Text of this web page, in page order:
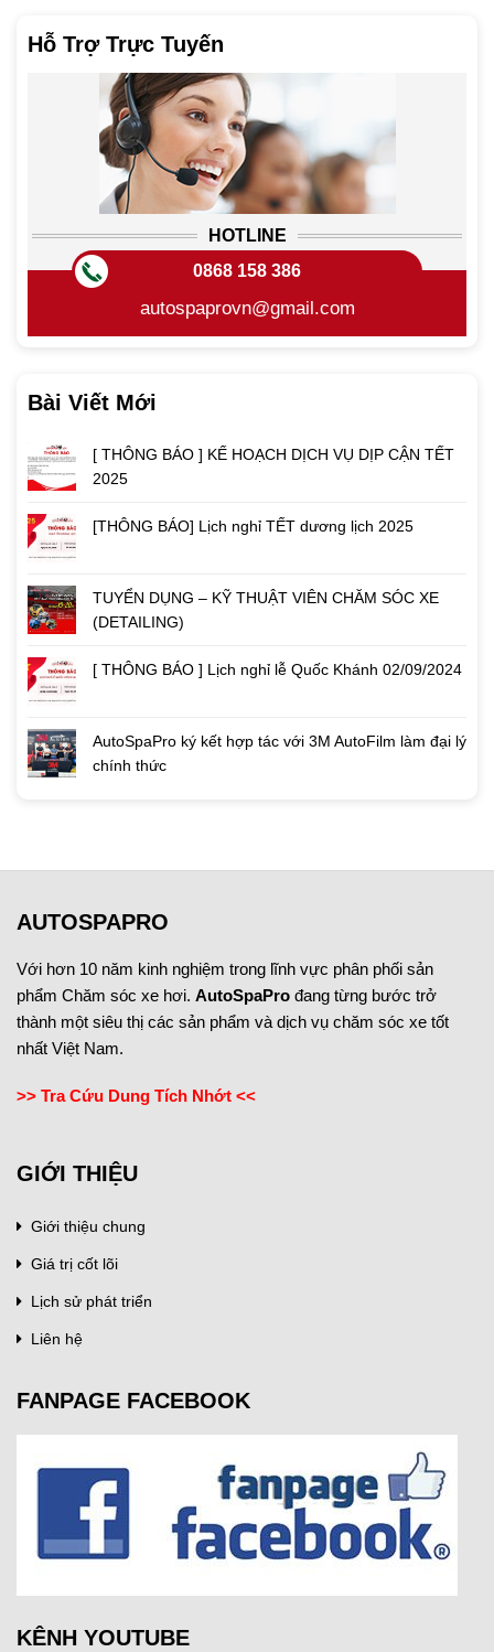
Hỗ Trợ Trực Tuyến
HOTLINE
0868 158 386
autospaprovn@gmail.com
Bài Viết Mới
[ THÔNG BÁO ] KẾ HOẠCH DỊCH VỤ DỊP CẬN TẾT
2025
[THÔNG BÁO] Lịch nghỉ TẾT dương lịch 2025
TUYỂN DỤNG – KỸ THUẬT VIÊN CHĂM SÓC XE
(DETAILING)
[ THÔNG BÁO ] Lịch nghỉ lễ Quốc Khánh 02/09/2024
AutoSpaPro ký kết hợp tác với 3M AutoFilm làm đại lý
chính thức
AUTOSPAPRO
Với hơn 10 năm kinh nghiệm trong lĩnh vực phân phối sản
phẩm Chăm sóc xe hơi. AutoSpaPro đang từng bước trở
thành một siêu thị các sản phẩm và dịch vụ chăm sóc xe tốt
nhất Việt Nam.
>> Tra Cứu Dung Tích Nhớt <<
GIỚI THIỆU
Giới thiệu chung
Giá trị cốt lõi
Lịch sử phát triển
Liên hệ
FANPAGE FACEBOOK
KÊNH YOUTUBE